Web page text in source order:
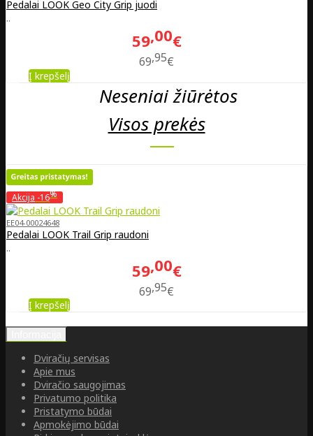
Pedalai LOOK Geo City Grip juodi
..
59 00€
69 95€
Į krepšelį
Neseniai žiūrėtos
Visos prekės
Akcija -16%
EE04-00024648
Pedalai LOOK Trail Grip raudoni
..
59 00€
69 95€
Į krepšelį
Dviračių servisas
Apie mus
Dviračio saugojimas
Privatumo politika
Pristatymo būdai
Apmokėjimo būdai